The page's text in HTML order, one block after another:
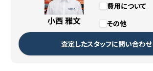
小西 雅文
費用について
その他
査定したスタッフに問い合わ